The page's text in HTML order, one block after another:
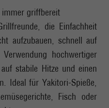
immer griffbereit
die Einfachheit
aufzubauen, schnell auf
hochwertiger
stabile Hitze und einen
Ideal für Yakitori-Spieße,
Fisch oder